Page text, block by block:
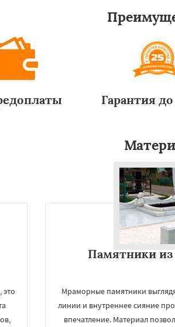
Гарантия
Памятники
Мраморные памятники
линии и внутреннее сияние
впечатление. Материал